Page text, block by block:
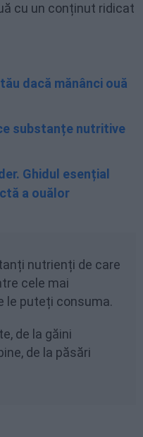
cu un conținut ridicat
dacă mănânci ouă
substanțe nutritive
Ghidul esențial
a ouălor
nutrienți de care
cele mai
le puteți consuma.
de la găini
de la păsări